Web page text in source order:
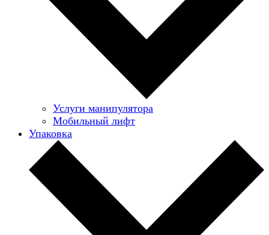
Услуги манипулятора
Мобильный лифт
Упаковка